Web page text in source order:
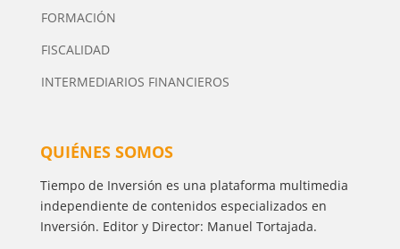
FORMACIÓN
FISCALIDAD
INTERMEDIARIOS FINANCIEROS
QUIÉNES SOMOS
Tiempo de Inversión es una plataforma multimedia
independiente de contenidos especializados en
Inversión. Editor y Director: Manuel Tortajada.